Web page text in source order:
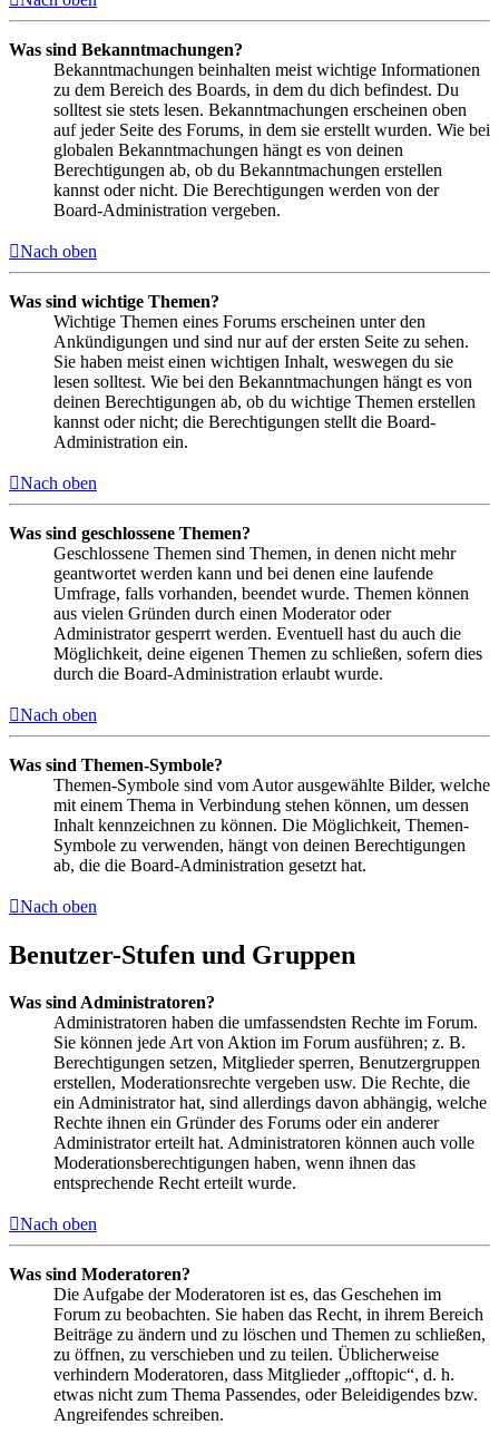
Was sind Bekanntmachungen?
Bekanntmachungen beinhalten meist wichtige Informationen
zu dem Bereich des Boards, in dem du dich befindest. Du
solltest sie stets lesen. Bekanntmachungen erscheinen oben
auf jeder Seite des Forums, in dem sie erstellt wurden. Wie bei
globalen Bekanntmachungen hängt es von deinen
Berechtigungen ab, ob du Bekanntmachungen erstellen
kannst oder nicht. Die Berechtigungen werden von der
Board-Administration vergeben.
Nach oben
Was sind wichtige Themen?
Wichtige Themen eines Forums erscheinen unter den
Ankündigungen und sind nur auf der ersten Seite zu sehen.
Sie haben meist einen wichtigen Inhalt, weswegen du sie
lesen solltest. Wie bei den Bekanntmachungen hängt es von
deinen Berechtigungen ab, ob du wichtige Themen erstellen
kannst oder nicht; die Berechtigungen stellt die Board-
Administration ein.
Nach oben
Was sind geschlossene Themen?
Geschlossene Themen sind Themen, in denen nicht mehr
geantwortet werden kann und bei denen eine laufende
Umfrage, falls vorhanden, beendet wurde. Themen können
aus vielen Gründen durch einen Moderator oder
Administrator gesperrt werden. Eventuell hast du auch die
Möglichkeit, deine eigenen Themen zu schließen, sofern dies
durch die Board-Administration erlaubt wurde.
Nach oben
Was sind Themen-Symbole?
Themen-Symbole sind vom Autor ausgewählte Bilder, welche
mit einem Thema in Verbindung stehen können, um dessen
Inhalt kennzeichnen zu können. Die Möglichkeit, Themen-
Symbole zu verwenden, hängt von deinen Berechtigungen
ab, die die Board-Administration gesetzt hat.
Nach oben
Benutzer-Stufen und Gruppen
Was sind Administratoren?
Administratoren haben die umfassendsten Rechte im Forum.
Sie können jede Art von Aktion im Forum ausführen; z. B.
Berechtigungen setzen, Mitglieder sperren, Benutzergruppen
erstellen, Moderationsrechte vergeben usw. Die Rechte, die
ein Administrator hat, sind allerdings davon abhängig, welche
Rechte ihnen ein Gründer des Forums oder ein anderer
Administrator erteilt hat. Administratoren können auch volle
Moderationsberechtigungen haben, wenn ihnen das
entsprechende Recht erteilt wurde.
Nach oben
Was sind Moderatoren?
Die Aufgabe der Moderatoren ist es, das Geschehen im
Forum zu beobachten. Sie haben das Recht, in ihrem Bereich
Beiträge zu ändern und zu löschen und Themen zu schließen,
zu öffnen, zu verschieben und zu teilen. Üblicherweise
verhindern Moderatoren, dass Mitglieder „offtopic“, d. h.
etwas nicht zum Thema Passendes, oder Beleidigendes bzw.
Angreifendes schreiben.